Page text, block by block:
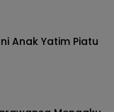
Anak Yatim Piatu